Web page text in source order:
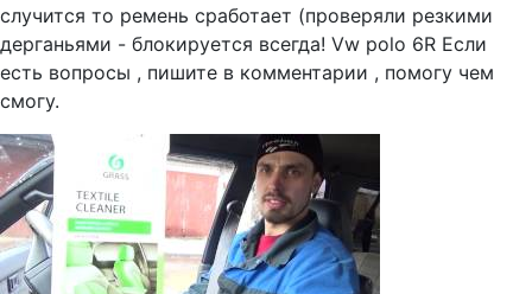
случится то ремень сработает (проверяли резкими
дерганьями - блокируется всегда! Vw polo 6R Если
есть вопросы , пишите в комментарии , помогу чем
смогу.